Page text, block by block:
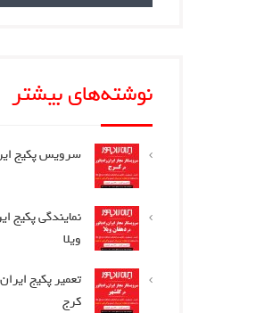
نوشته‌های بیشتر
سرویس پکیج
نمایندگی پکیج
ویلا
تعمیر پکیج
کرج